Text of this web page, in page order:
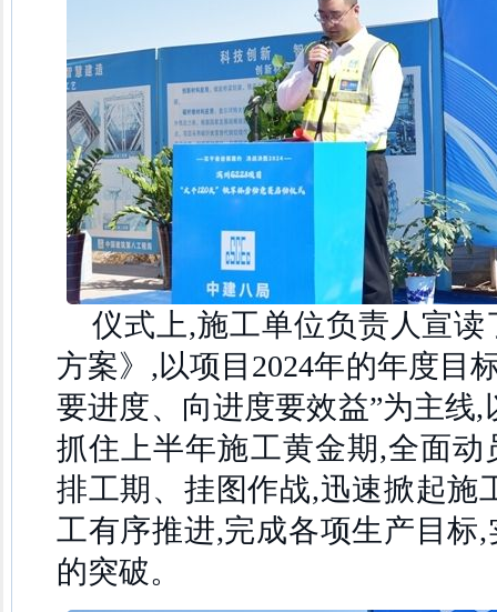
仪式上,施工单位负责人宣
方案》,以项目2024年的年度目
要进度、向进度要效益”为主线
抓住上半年施工黄金期,全面动
排工期、挂图作战,迅速掀起施
工有序推进,完成各项生产目标
的突破。